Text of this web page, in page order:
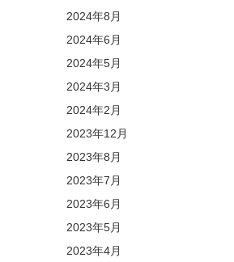
2024年8月
2024年6月
2024年5月
2024年3月
2024年2月
2023年12月
2023年8月
2023年7月
2023年6月
2023年5月
2023年4月